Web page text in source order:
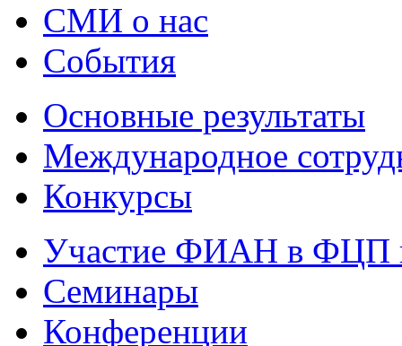
СМИ о нас
События
Основные результаты
Международное
Конкурсы
Участие ФИАН в ФЦП
Семинары
Конференции